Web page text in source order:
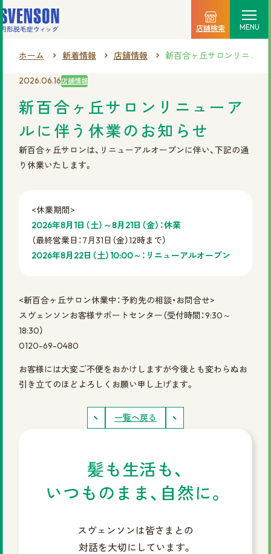
店舗検索 MENU
料金プラン
ご利用の流れ
商品一覧
新着情報
ご相談・店舗予約はこちら
女性専用0120-69-0480
男性専用0120-30-6071
資料請求はこちら
プライバシーポリシー 会社概要
ホーム 新着情報 店舗情報 新百合ヶ丘サロンリニュー
2026.06.16店舗情報
新百合ヶ丘サロンリニューア
ルに伴う休業のお知らせ
新百合ヶ丘サロンは、リニューアルオープンに伴い、下記の通
り休業いたします。
<休業期間>
2026年8月1日（土）～8月21日（金）：休業
（最終営業日：7月31日（金）12時まで）
2026年8月22日（土）10:00～：リニューアルオープン
<新百合ヶ丘サロン休業中：予約先の相談・お問合せ>
スヴェンソンお客様サポートセンター（受付時間：9:30～
18:30）
0120-69-0480
お客様には大変ご不便をおかけしますが今後とも変わらぬお
引き立てのほどよろしくお願い申し上げます。
一覧へ戻る
髪も生活も、
いつものまま、自然に。
スヴェンソンは皆さまとの
対話を大切にしています。